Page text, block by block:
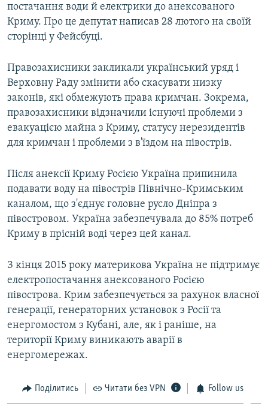
постачання води й електрики до анексованого
Криму. Про це депутат написав 28 лютого на своїй
сторінці у Фейсбуці.
Правозахисники закликали український уряд і
Верховну Раду змінити або скасувати низку
законів, які обмежують права кримчан. Зокрема,
правозахисники відзначили існуючі проблеми з
евакуацією майна з Криму, статусу нерезидентів
для кримчан і проблеми з в'їздом на півострів.
Після анексії Криму Росією Україна припинила
подавати воду на півострів Північно-Кримським
каналом, що з'єднує головне русло Дніпра з
півостровом. Україна забезпечувала до 85% потреб
Криму в прісній воді через цей канал.
З кінця 2015 року материкова Україна не підтримує
електропостачання анексованого Росією
півострова. Крим забезпечується за рахунок власної
генерації, генераторних установок з Росії та
енергомостом з Кубані, але, як і раніше, на
території Криму виникають аварії в
енергомережах.
Поділитись Читати без VPN Follow us